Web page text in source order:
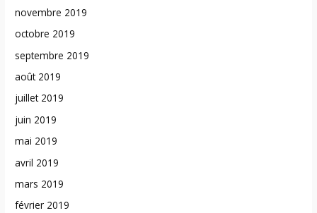
novembre 2019
octobre 2019
septembre 2019
août 2019
juillet 2019
juin 2019
mai 2019
avril 2019
mars 2019
février 2019